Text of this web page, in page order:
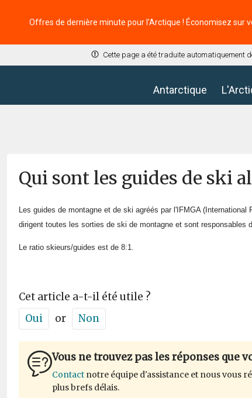
Offres de dernière minute pour l’Arctique ! Économisez sur
Cette page a été traduite automatiquement
Antarctique
Qui sont les guides de ski
Les guides de montagne et de ski agréés par l'IFMGA
dirigent toutes les sorties de ski de montagne et sont responsables
Le ratio skieurs/guides est de 8:1.
Cet article a-t-il été utile ?
Oui
or Non
Vous ne trouvez pas les réponses que
Contact notre équipe d'assistance et nous vous
plus brefs délais.